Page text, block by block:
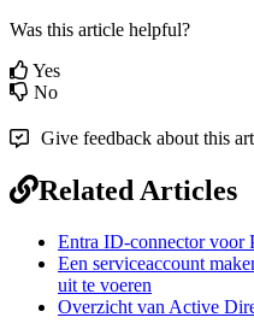
Was this article helpful?
Yes
No
Give feedback about this
Related Articles
Entra ID-connector voor
Een serviceaccount
uit te voeren
Overzicht van Active